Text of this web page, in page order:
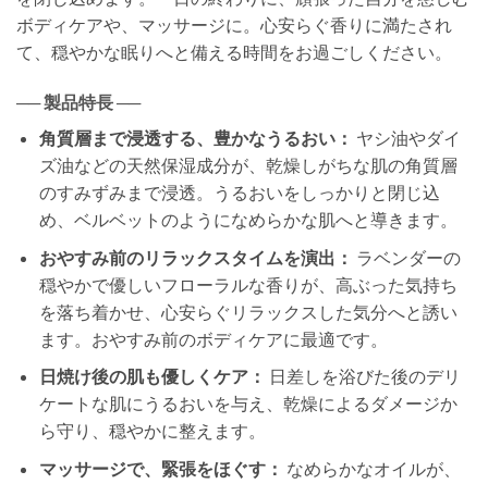
ボディケアや、マッサージに。心安らぐ香りに満たされ
て、穏やかな眠りへと備える時間をお過ごしください。
── 製品特長 ──
角質層まで浸透する、豊かなうるおい： ヤシ油やダイ
ズ油などの天然保湿成分が、乾燥しがちな肌の角質層
のすみずみまで浸透。うるおいをしっかりと閉じ込
め、ベルベットのようになめらかな肌へと導きます。
おやすみ前のリラックスタイムを演出： ラベンダーの
穏やかで優しいフローラルな香りが、高ぶった気持ち
を落ち着かせ、心安らぐリラックスした気分へと誘い
ます。おやすみ前のボディケアに最適です。
日焼け後の肌も優しくケア： 日差しを浴びた後のデリ
ケートな肌にうるおいを与え、乾燥によるダメージか
ら守り、穏やかに整えます。
マッサージで、緊張をほぐす： なめらかなオイルが、